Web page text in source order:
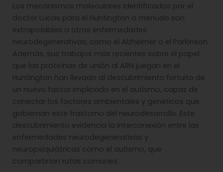
Los mecanismos moleculares identificados por el
doctor Lucas para el Huntington a menudo son
extrapolables a otras enfermedades
neurodegenerativas, como el Alzheimer o el Parkinson.
Además, sus trabajos más recientes sobre el papel
que las proteínas de unión al ARN juegan en el
Huntington han llevado al descubrimiento fortuito de
un nuevo factor implicado en el autismo, capaz de
conectar los factores ambientales y genéticos que
gobiernan este trastorno del neurodesarrollo. Este
descubrimiento evidencia la interconexión entre las
enfermedades neurodegenerativas y
neuropsiquiátricas como el autismo, que
compartirían rutas comunes.